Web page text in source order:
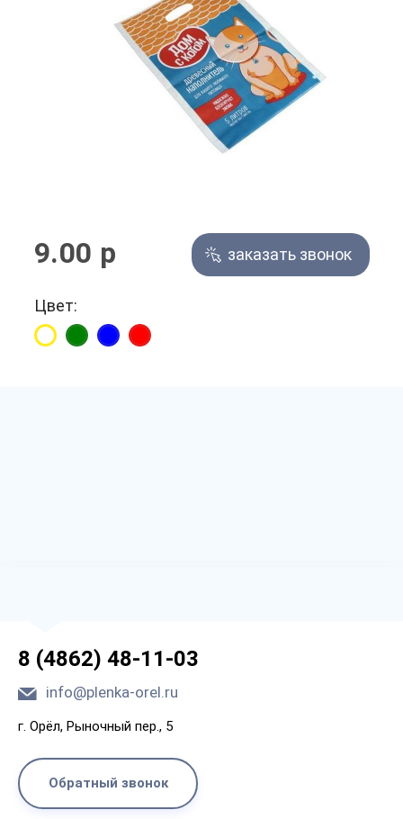
9.00 р
Цвет:
заказать звонок
8 (4862) 48-11-03
info@plenka-orel.ru
г. Орёл, Рыночный пер., 5
Обратный звонок